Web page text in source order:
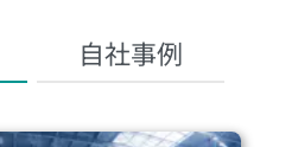
自社事例